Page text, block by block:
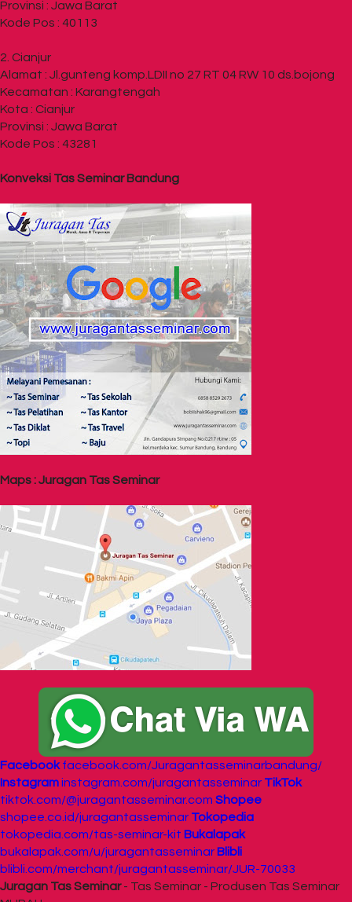
Provinsi : Jawa Barat
Kode Pos : 40113
2. Cianjur
Alamat : Jl.gunteng komp.LDII no 27 RT 04 RW 10 ds.bojong
Kecamatan : Karangtengah
Kota : Cianjur
Provinsi : Jawa Barat
Kode Pos : 43281
Konveksi Tas Seminar Bandung
Maps : Juragan Tas Seminar
Facebook facebook.com/Juragantasseminarbandung/
Instagraminstagram.com/juragantasseminar TikTok
tiktok.com/@juragantasseminar.com Shopee
shopee.co.id/juragantasseminar Tokopedia
tokopedia.com/tas-seminar-kit Bukalapak
bukalapak.com/u/juragantasseminar Blibli
blibli.com/merchant/juragantasseminar/JUR-70033
Juragan Tas Seminar- Tas Seminar - Produsen Tas Seminar